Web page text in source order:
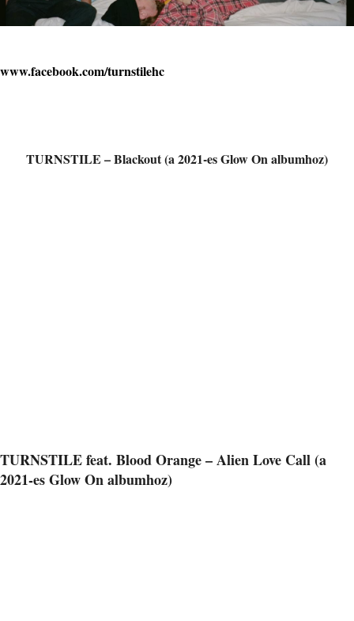
www.facebook.com/turnstilehc
TURNSTILE – Blackout (a 2021-es Glow On albumhoz)
TURNSTILE feat. Blood Orange – Alien Love Call (a
2021-es Glow On albumhoz)